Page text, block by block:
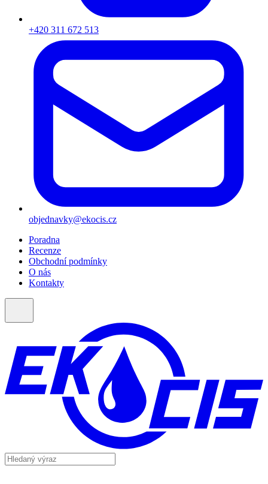
+420 311 672 513
objednavky@ekocis.cz
Poradna
Recenze
Obchodní podmínky
O nás
Kontakty